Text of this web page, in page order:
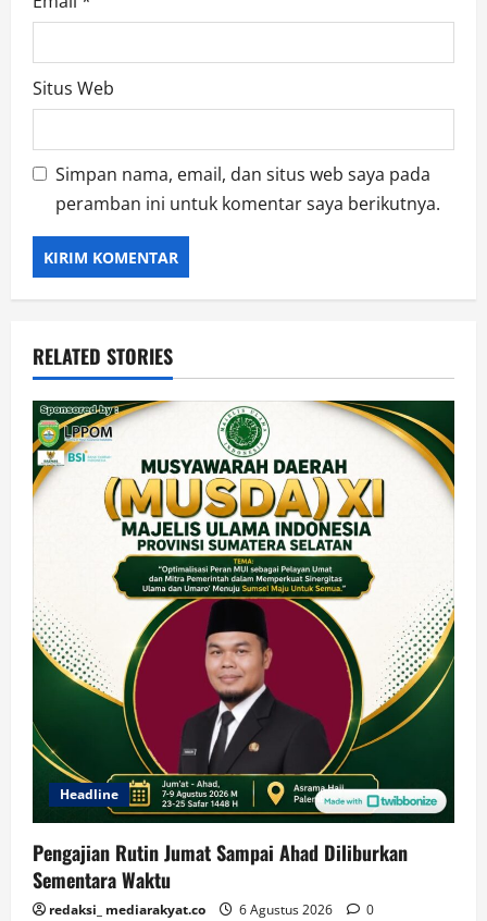
Situs Web
Simpan nama, email, dan situs web saya pada
peramban ini untuk komentar saya berikutnya.
RELATED STORIES
Headline
Pengajian Rutin Jumat Sampai Ahad Diliburkan
Sementara Waktu
redaksi_ mediarakyat.co 6 Agustus 2026 0